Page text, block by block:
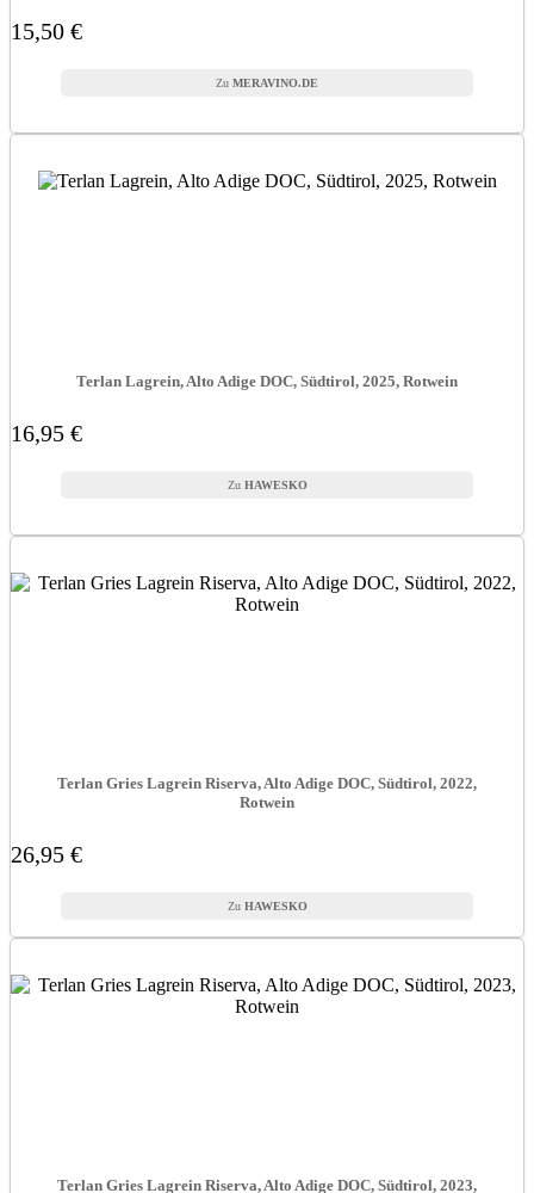
15,50 €
MERAVINO.DE
Terlan Lagrein, Alto Adige DOC, Südtirol, 2025, Rotwein
16,95 €
HAWESKO
Terlan Gries Lagrein Riserva, Alto Adige DOC, Südtirol, 2022,
Rotwein
26,95 €
HAWESKO
Terlan Gries Lagrein Riserva, Alto Adige DOC, Südtirol, 2023,